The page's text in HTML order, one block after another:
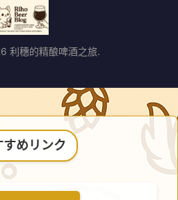
利穗的精酿啤酒之旅.
すめリンク